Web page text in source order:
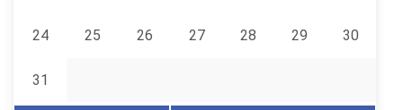
24 25 26 27 28 29 30
31